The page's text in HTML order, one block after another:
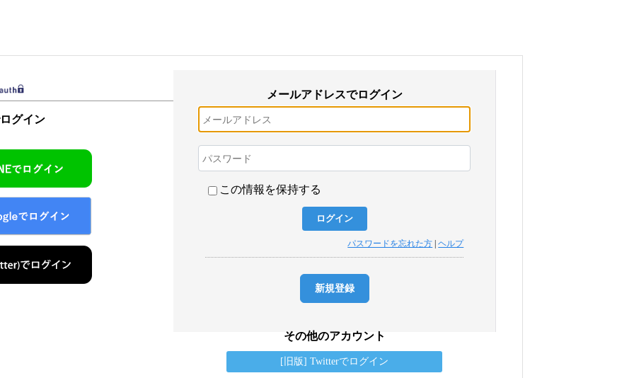
グイン
メールアドレスでログイン
この情報を保持する
パスワードを忘れた方 |ヘルプ
新規登録
その他のアカウント
[旧版] Twitterでログイン